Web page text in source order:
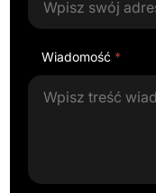
Wiadomość *